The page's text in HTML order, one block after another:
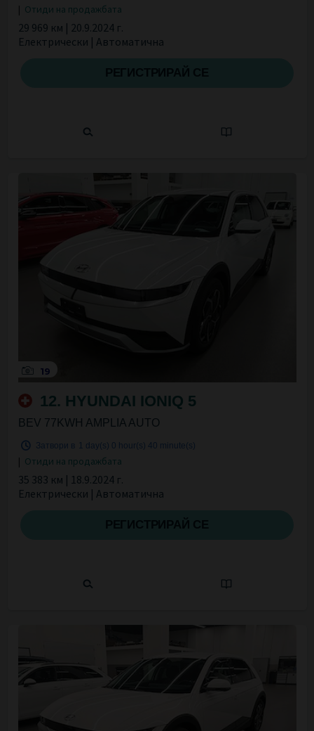
| Отиди на продажбата
29 969 км | 20.9.2024 г.
Електрически | Автоматична
19
12. HYUNDAI IONIQ 5
BEV 77KWH AMPLIA AUTO
Затвори в 1 day(s) 0 hour(s) 40 minute(s)
| Отиди на продажбата
35 383 км | 18.9.2024 г.
Електрически | Автоматична